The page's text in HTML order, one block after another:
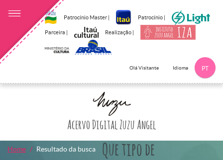
Patrocínio Master | Patrocínio |
Parceira | Realização |
Olá Visitante Idioma PT
Acervo Digital Zuzu Angel
Que tipo de
Home Resultado da busca